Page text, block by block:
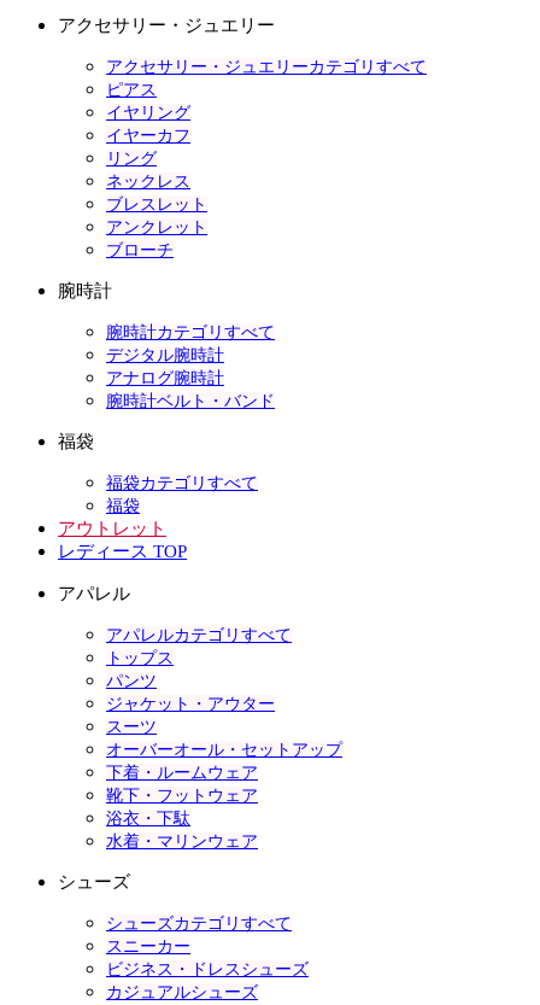
アクセサリー・ジュエリー
アクセサリー・ジュエリーカテゴリすべて
ピアス
イヤリング
イヤーカフ
リング
ネックレス
ブレスレット
アンクレット
ブローチ
腕時計
腕時計カテゴリすべて
デジタル腕時計
アナログ腕時計
腕時計ベルト・バンド
福袋
福袋カテゴリすべて
福袋
アウトレット
レディース TOP
アパレル
アパレルカテゴリすべて
トップス
パンツ
ジャケット・アウター
スーツ
オーバーオール・セットアップ
下着・ルームウェア
靴下・フットウェア
浴衣・下駄
水着・マリンウェア
シューズ
シューズカテゴリすべて
スニーカー
ビジネス・ドレスシューズ
カジュアルシューズ